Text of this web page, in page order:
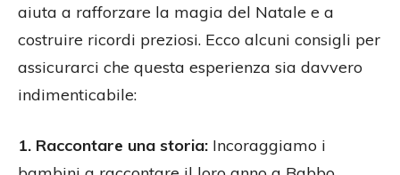
aiuta a rafforzare la magia del Natale e a
costruire ricordi preziosi. Ecco alcuni consigli per
assicurarci che questa esperienza sia davvero
indimenticabile:
1. Raccontare una storia: Incoraggiamo i